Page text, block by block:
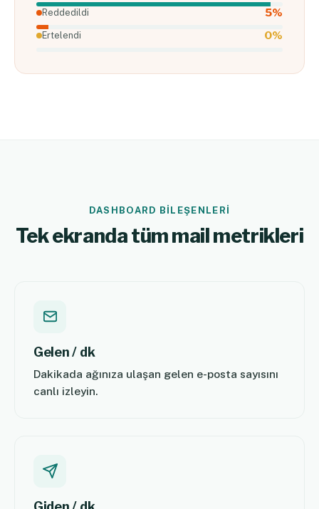
Reddedildi 5%
Ertelendi 0%
DASHBOARD BILEŞENLERI
Tek ekranda tüm mail metrikleri
Gelen / dk
Dakikada ağınıza ulaşan gelen e-posta sayısını
canlı izleyin.